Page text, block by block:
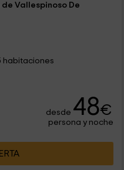
Vallespinoso De
habitaciones
desde 48€
persona y noche